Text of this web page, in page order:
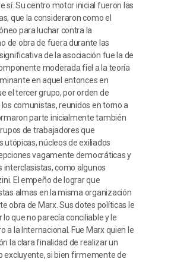
sí. Su centro motor inicial fueron las
que la consideraron como el
para luchar contra la
de obra de fuera durante las
de la asociación fue la de
moderada fiel a la teoría
en aquel entonces en
el tercer grupo, por orden de
comunistas, reunidos en torno a
parte inicialmente también
de trabajadores que
utópicas, núcleos de exiliados
vagamente democráticas y
interclasistas, como algunos
El empeño de lograr que
almas en la misma organización
obra de Marx. Sus dotes políticas le
que no parecía conciliable y le
a la Internacional. Fue Marx quien le
la clara finalidad de realizar un
excluyente, si bien firmemente de